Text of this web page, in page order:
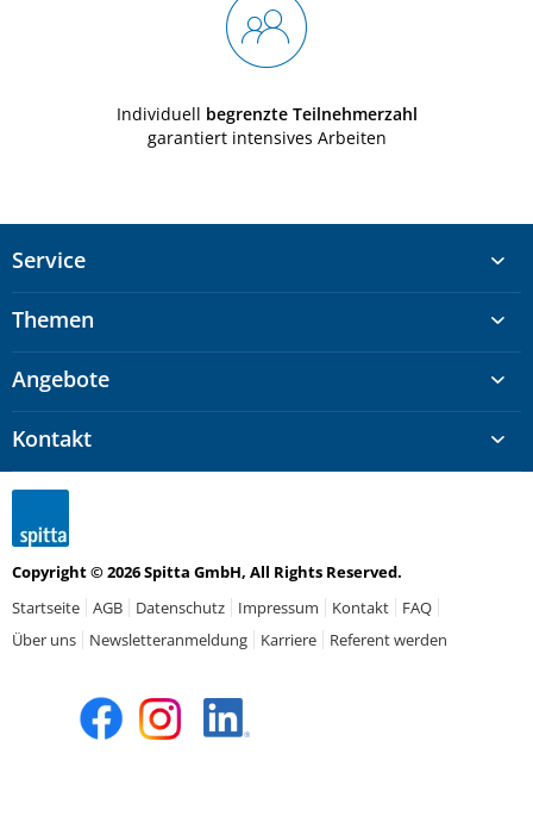
Individuell begrenzte Teilnehmerzahl
garantiert intensives Arbeiten
Service
Themen
Angebote
Kontakt
Copyright © 2026 Spitta GmbH, All Rights Reserved.
Startseite
AGB Datenschutz Impressum Kontakt
FAQ
Über uns
Newsletteranmeldung Karriere Referent werden